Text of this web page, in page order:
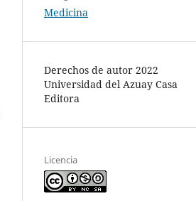
Medicina
Derechos de autor 2022
Universidad del Azuay Casa
Editora
Licencia